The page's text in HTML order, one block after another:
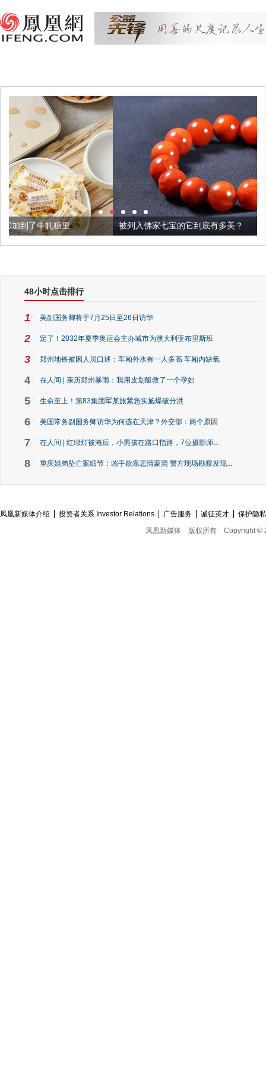
被列入佛家七宝的它到底有多美？
48小时点击排行
1 美副国务卿将于7月25日至26日访华
2 定了！2032年夏季奥运会主办城市为澳大利亚布里斯班
3 郑州地铁被困人员口述：车厢外水有一人多高 车厢内缺氧
4 在人间 | 亲历郑州暴雨：我用皮划艇救了一个孕妇
5 生命至上！第83集团军某旅紧急实施爆破分洪
6 美国常务副国务卿访华为何选在天津？外交部：两个原因
7 在人间 | 红绿灯被淹后，小男孩在路口指路，7位摄影师...
8 重庆姐弟坠亡案细节：凶手欲靠悲情蒙混 警方现场勘察发现...
凤凰新媒体介绍 投资者关系 Investor Relations 广告服务 诚征英才
保护隐
凤凰新媒体
版权所有 Copyright ©